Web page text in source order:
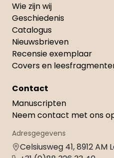
Wie zijn wij
Geschiedenis
Catalogus
Nieuwsbrieven
Recensie exemplaar
Covers en
Contact
Manuscripten
Neem contact met ons
Adresgegevens
Celsiusweg 41, 8912 AM